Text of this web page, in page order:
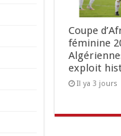
Coupe
féminine
exploit
Il ya 3 jours